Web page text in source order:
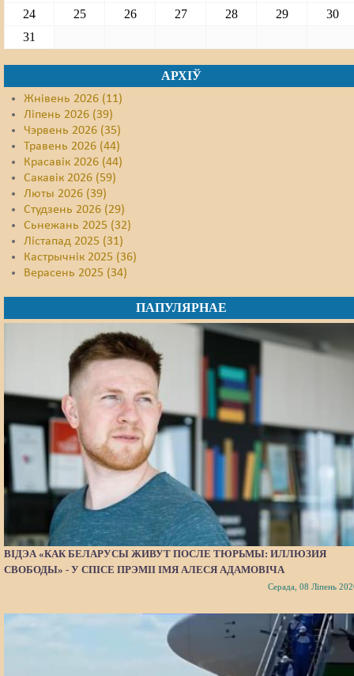
24
25 26 27 28 29
30
31
АРХІЎ
Жнівень 2026 (11)
Ліпень 2026 (39)
Чэрвень 2026 (35)
Травень 2026 (44)
Красавік 2026 (44)
Сакавік 2026 (59)
Люты 2026 (39)
Студзень 2026 (29)
Сьнежань 2025 (32)
Лістапад 2025 (31)
Кастрычнік 2025 (36)
Верасень 2025 (34)
ПАПУЛЯРНАЕ
ВІДЭА «КАК БЕЛАРУСЫ ЖИВУТ ПОСЛЕ ТЮРЬМЫ: ИЛЛЮЗИЯ
СВОБОДЫ» - У СПІСЕ ПРЭМІІ ІМЯ АЛЕСЯ АДАМОВІЧА
Серада, 08 Ліпень